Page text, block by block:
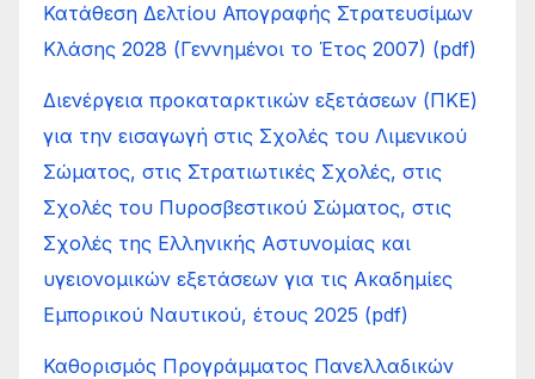
Κατάθεση Δελτίου Απογραφής Στρατευσίμων
Κλάσης 2028 (Γεννημένοι το Έτος 2007) (pdf)
Διενέργεια προκαταρκτικών εξετάσεων (ΠΚΕ)
για την εισαγωγή στις Σχολές του Λιμενικού
Σώματος, στις Στρατιωτικές Σχολές, στις
Σχολές του Πυροσβεστικού Σώματος, στις
Σχολές της Ελληνικής Αστυνομίας και
υγειονομικών εξετάσεων για τις Ακαδημίες
Εμπορικού Ναυτικού, έτους 2025 (pdf)
Καθορισμός Προγράμματος Πανελλαδικών